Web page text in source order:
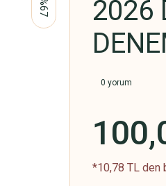
%67
2026
0 yorum
*10,78 TL den